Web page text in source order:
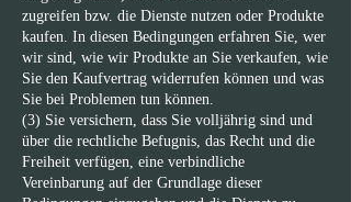
zugreifen bzw. die Dienste nutzen oder Produkte
kaufen. In diesen Bedingungen erfahren Sie, wer
wir sind, wie wir Produkte an Sie verkaufen, wie
Sie den Kaufvertrag widerrufen können und was
Sie bei Problemen tun können.
(3) Sie versichern, dass Sie volljährig sind und
über die rechtliche Befugnis, das Recht und die
Freiheit verfügen, eine verbindliche
Vereinbarung auf der Grundlage dieser